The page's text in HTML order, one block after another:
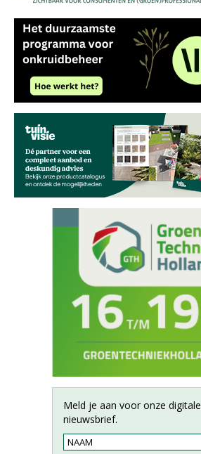
Meld je aan voor onze digitale
nieuwsbrief.